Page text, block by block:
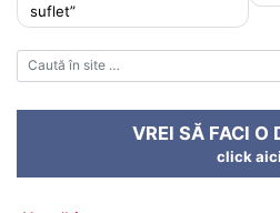
suflet”
VREI SĂ FACI O
click aici